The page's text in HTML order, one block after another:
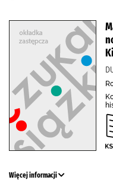
Więcej informacji